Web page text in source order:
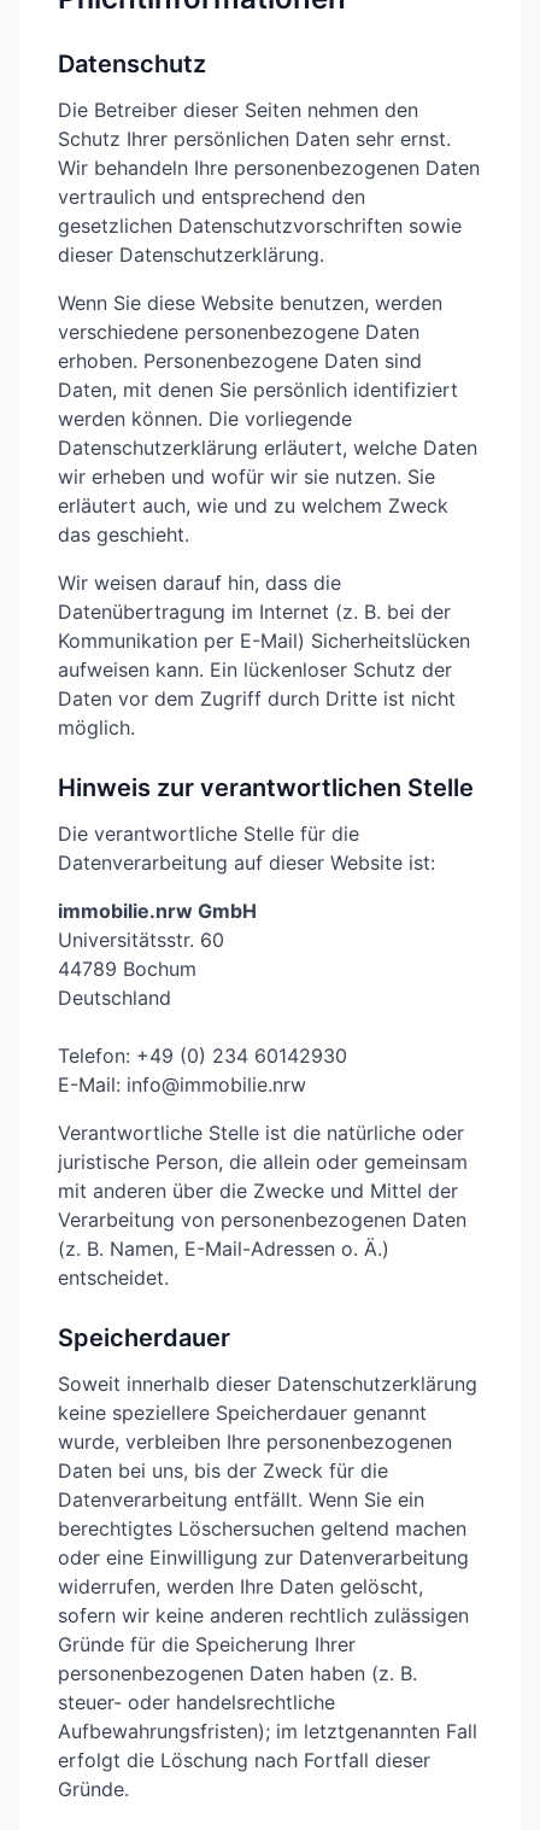
Datenschutz
Die Betreiber dieser Seiten nehmen den
Schutz Ihrer persönlichen Daten sehr ernst.
Wir behandeln Ihre personenbezogenen Daten
vertraulich und entsprechend den
gesetzlichen Datenschutzvorschriften sowie
dieser Datenschutzerklärung.
Wenn Sie diese Website benutzen, werden
verschiedene personenbezogene Daten
erhoben. Personenbezogene Daten sind
Daten, mit denen Sie persönlich identifiziert
werden können. Die vorliegende
Datenschutzerklärung erläutert, welche Daten
wir erheben und wofür wir sie nutzen. Sie
erläutert auch, wie und zu welchem Zweck
das geschieht.
Wir weisen darauf hin, dass die
Datenübertragung im Internet (z. B. bei der
Kommunikation per E-Mail) Sicherheitslücken
aufweisen kann. Ein lückenloser Schutz der
Daten vor dem Zugriff durch Dritte ist nicht
möglich.
Hinweis zur verantwortlichen Stelle
Die verantwortliche Stelle für die
Datenverarbeitung auf dieser Website ist:
immobilie.nrw GmbH
Universitätsstr. 60
44789 Bochum
Deutschland
Telefon: +49 (0) 234 60142930
E-Mail: info@immobilie.nrw
Verantwortliche Stelle ist die natürliche oder
juristische Person, die allein oder gemeinsam
mit anderen über die Zwecke und Mittel der
Verarbeitung von personenbezogenen Daten
(z. B. Namen, E-Mail-Adressen o. Ä.)
entscheidet.
Speicherdauer
Soweit innerhalb dieser Datenschutzerklärung
keine speziellere Speicherdauer genannt
wurde, verbleiben Ihre personenbezogenen
Daten bei uns, bis der Zweck für die
Datenverarbeitung entfällt. Wenn Sie ein
berechtigtes Löschersuchen geltend machen
oder eine Einwilligung zur Datenverarbeitung
widerrufen, werden Ihre Daten gelöscht,
sofern wir keine anderen rechtlich zulässigen
Gründe für die Speicherung Ihrer
personenbezogenen Daten haben (z. B.
steuer- oder handelsrechtliche
Aufbewahrungsfristen); im letztgenannten Fall
erfolgt die Löschung nach Fortfall dieser
Gründe.